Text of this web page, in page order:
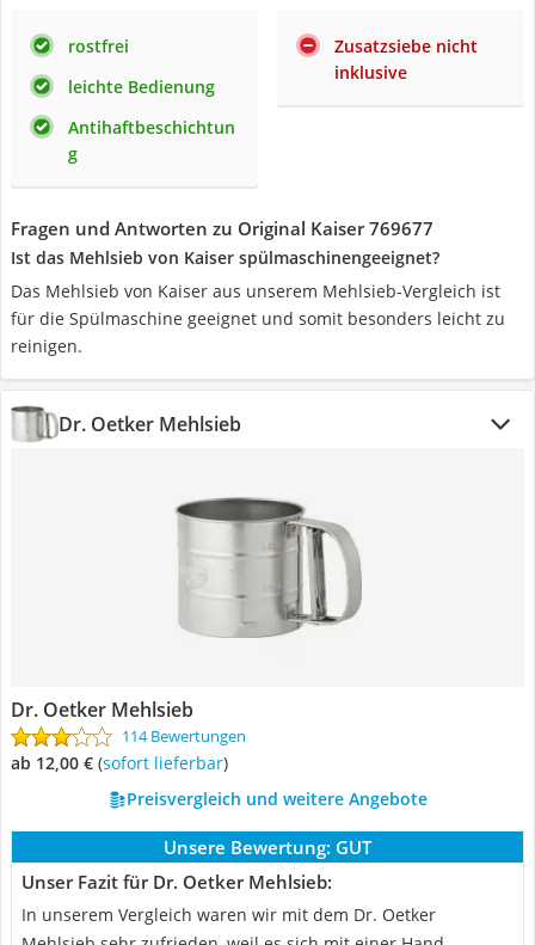
rostfrei
leichte Bedienung
Antihaftbeschichtun
g
Zusatzsiebe nicht
inklusive
Fragen und Antworten zu Original Kaiser 769677
Ist das Mehlsieb von Kaiser spülmaschinengeeignet?
Das Mehlsieb von Kaiser aus unserem Mehlsieb-Vergleich ist
für die Spülmaschine geeignet und somit besonders leicht zu
reinigen.
Dr. Oetker Mehlsieb
Dr. Oetker Mehlsieb
114 Bewertungen
ab 12,00 € ( Sofort lieferbar)
Preisvergleich und weitere Angebote
Unsere Bewertung: GUT
Unser Fazit für Dr. Oetker Mehlsieb:
In unserem Vergleich waren wir mit dem Dr. Oetker